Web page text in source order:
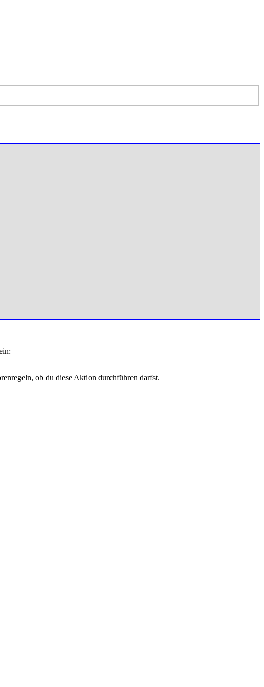
ob du diese Aktion durchführen darfst.